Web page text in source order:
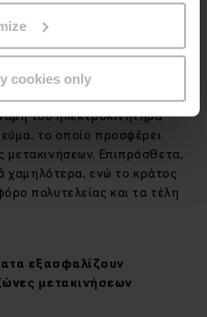
cookies only
οχήματα ωστόσο
το μύθο, καθώς σε
και αξιόλογη
του ηλεκτροκινητήρα
το οποίο προσφέρει
μετακινήσεων. Επιπρόσθετα,
χαμηλότερα, ενώ το κράτος
πολυτελείας και τα τέλη
εξασφαλίζουν
μετακινήσεων